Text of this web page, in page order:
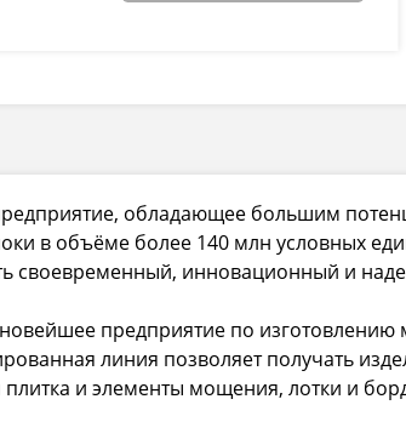
обладающее большим
в объёме более 140 млн условных
своевременный, инновационный и
новейшее предприятие по
линия позволяет получать
плитка и элементы мощения, лотки и